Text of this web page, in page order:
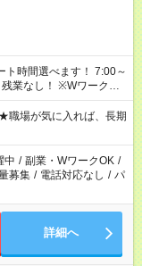
※Wワークの
就業はご案内できませ
社会保険への加入対象
の原則禁止）により、
場合があります
場が気に入れば、長期
中 / 副業・WワークOK /
募集 / 電話対応なし / パ
詳細へ